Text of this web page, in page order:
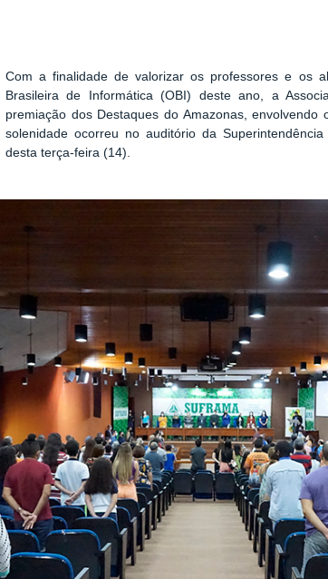
Com a finalidade de valorizar os professores e os
Brasileira de Informática (OBI) deste ano, a
premiação dos Destaques do Amazonas,
solenidade ocorreu no auditório da
desta terça-feira (14).